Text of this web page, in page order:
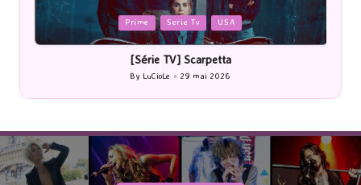
Posted
in
Prime Serie Tv USA
[Série TV] Scarpetta
Posted
by
By LuCioLe 29 mai 2026